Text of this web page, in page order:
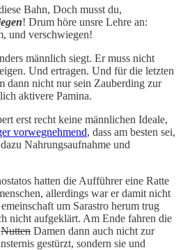
Bahn, Doch musst du,
! Drum höre unsre Lehre an:
und verschwiegen!
männlich siegt. Er muss nicht
Und ertragen. Und für die letzten
dann nicht nur sein Zauberding zur
aktivere Pamina.
erst recht keine männlichen Ideale,
vorwegnehmend, dass am besten sei,
Nahrungsaufnahme und
hatten die Aufführer eine Ratte
allerdings war er damit nicht
um Sarastro herum trug
nicht aufgeklärt. Am Ende fahren die
Nutten Damen dann auch nicht zur
gestürzt, sondern sie und